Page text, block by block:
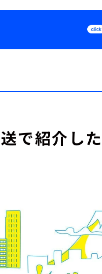
Podcast
で紹介し